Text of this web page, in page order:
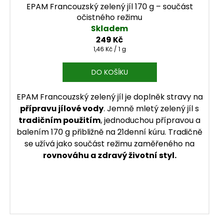
EPAM Francouzský zelený jíl 170 g – součást
očistného režimu
Skladem
249 Kč
Měrná cena:
1,46 Kč / 1 g
DO KOŠÍKU
EPAM Francouzský zelený jíl je doplněk stravy na
přípravu jílové vody. Jemně mletý zelený jíl s
tradičním použitím, jednoduchou přípravou a
balením 170 g přibližně na 21denní kúru. Tradičně
se užívá jako součást režimu zaměřeného na
rovnováhu a zdravý životní styl.